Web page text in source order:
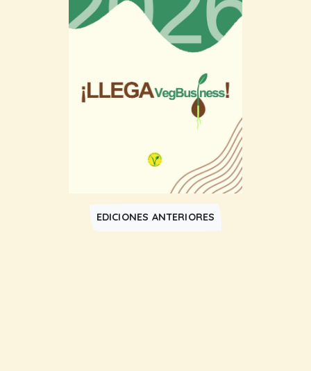
EDICIONES ANTERIORES